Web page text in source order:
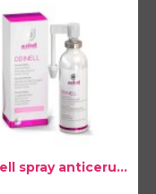
Odinell spray anticerumen 50ml